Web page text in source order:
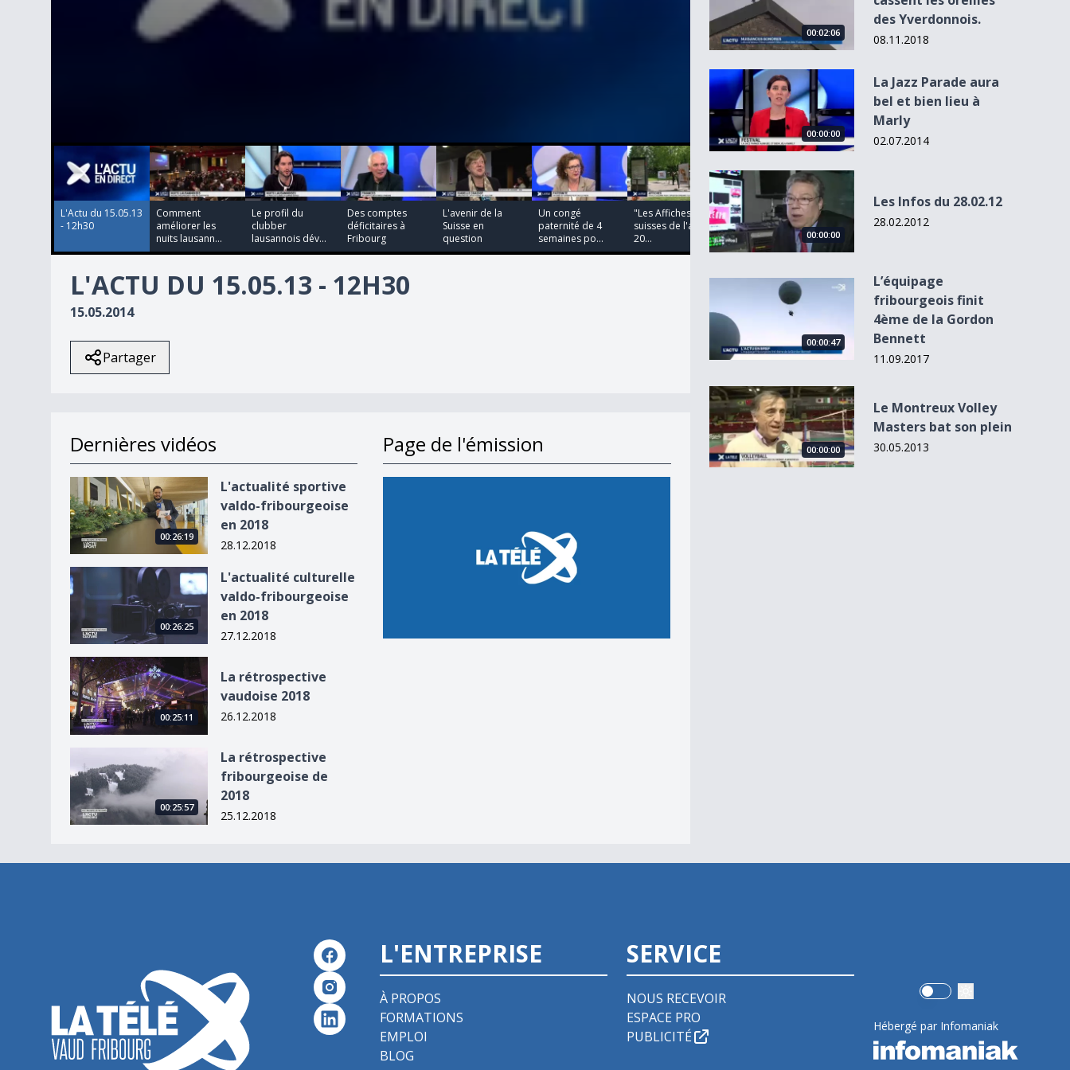
0
seconds
secondsVolume
90%
L'Actu du 15.05.13
- 12h30
Comment
améliorer les
nuits lausann...
Le profil du
clubber
lausannois dév...
Des comptes
déficitaires à
Fribourg
L'avenir de la
Suisse en
question
Un congé
paternité de 4
semaines po...
"Les Affiches
suisses de l'année
20...
L'Actu du 15.05.13
- 12h30
L'ACTU DU 15.05.13 - 12H30
15.05.2014
Partager
Dernières vidéos
L&#039;actualité sportive valdo-fribourgeoise en 2018
00:26:19
L'actualité sportive
valdo-fribourgeoise
en 2018
28.12.2018
L&#039;actualité culturelle valdo-fribourgeoise en 2018
00:26:25
L'actualité culturelle
valdo-fribourgeoise
en 2018
27.12.2018
La rétrospective vaudoise 2018
00:25:11
La rétrospective
vaudoise 2018
26.12.2018
La rétrospective fribourgeoise de 2018
00:25:57
La rétrospective
fribourgeoise de
2018
25.12.2018
Page de l'émission
00:02:06
des Yverdonnois.
08.11.2018
La Jazz Parade aura bel et bien lieu à Marly
00:00:00
La Jazz Parade aura
bel et bien lieu à
Marly
02.07.2014
Les Infos du 28.02.12
00:00:00
Les Infos du 28.02.12
28.02.2012
L’équipage fribourgeois finit 4ème de la Gordon Bennett
00:00:47
L’équipage
fribourgeois finit
4ème de la Gordon
Bennett
11.09.2017
Le Montreux Volley Masters bat son plein
00:00:00
Le Montreux Volley
Masters bat son plein
30.05.2013
L'ENTREPRISE
À PROPOS
FORMATIONS
EMPLOI
BLOG
SERVICE
NOUS RECEVOIR
ESPACE PRO
PUBLICITÉ
Use setting
Hébergé par Infomaniak